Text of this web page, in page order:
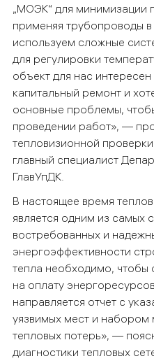
„МОЭК“ для минимизации
применяя трубопроводы
используем сложные
для регулировки
объект для нас
капитальный ремонт и
основные проблемы,
проведении работ», —
тепловизионной
главный специалист
ГлавУпДК.
В настоящее время
является одним из самых
востребованных и
энергоэффективности
тепла необходимо, чтобы
на оплату
направляется отчет с
уязвимых мест и
тепловых потерь», —
диагностики тепловых